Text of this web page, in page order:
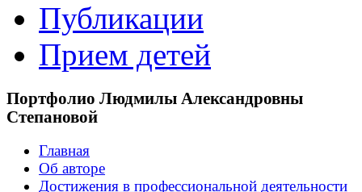
Публикации
Прием детей
Портфолио Людмилы Александровны
Степановой
Главная
Об авторе
Достижения в профессиональной деятельности